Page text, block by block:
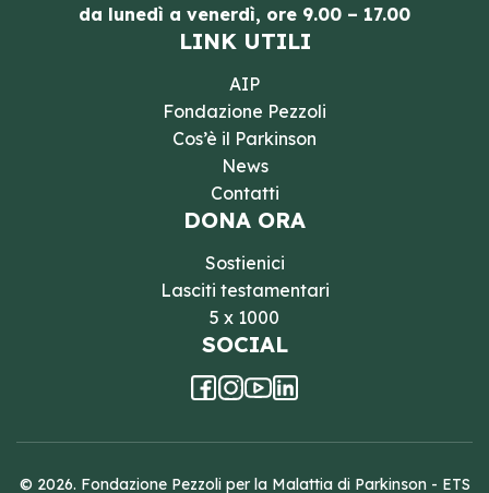
da lunedì a venerdì, ore 9.00 – 17.00
LINK UTILI
AIP
Fondazione Pezzoli
Cos’è il Parkinson
News
Contatti
DONA ORA
Sostienici
Lasciti testamentari
5 x 1000
SOCIAL
© 2026. Fondazione Pezzoli per la Malattia di Parkinson - ETS